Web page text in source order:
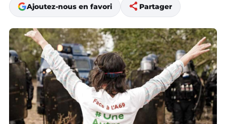
Ajoutez-nous en favori share Partager